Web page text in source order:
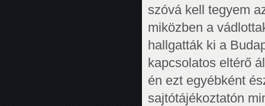
szóvá kell tegyem
miközben a
hallgatták ki a
kapcsolatos eltérő
én ezt egyébként
sajtótájékoztatón